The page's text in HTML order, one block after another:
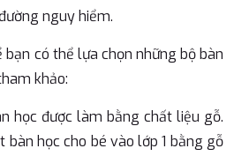
nguy hiểm.
có thể lựa chọn những bộ bàn
khảo:
học được làm bằng chất liệu gỗ.
bàn học cho bé vào lớp 1 bằng gỗ